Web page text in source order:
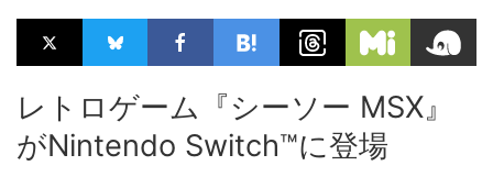
レトロゲーム『シーソー MSX』
がNintendo Switch™に登場